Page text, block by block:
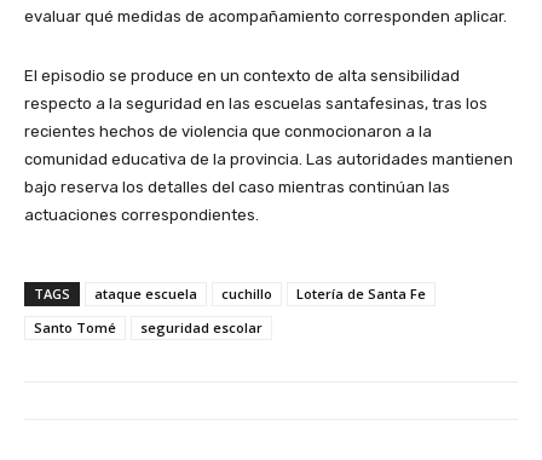
evaluar qué medidas de acompañamiento corresponden aplicar.
El episodio se produce en un contexto de alta sensibilidad
respecto a la seguridad en las escuelas santafesinas, tras los
recientes hechos de violencia que conmocionaron a la
comunidad educativa de la provincia. Las autoridades mantienen
bajo reserva los detalles del caso mientras continúan las
actuaciones correspondientes.
TAGS ataque escuela cuchillo
Lotería de Santa Fe
Santo Tomé
seguridad escolar